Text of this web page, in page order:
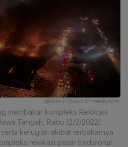
ANTARA FOTO/AJI STYAWAN/AWW.
membakar kompleks Relokasi
Tengah, Rabu (2/2/2022).
kerugian akibat terbakarnya
relokasi pasar tradisional